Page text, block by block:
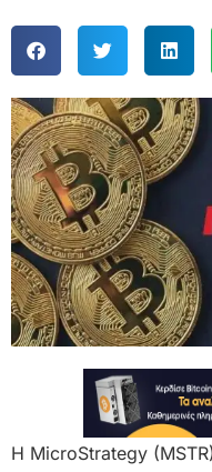
Η MicroStrategy